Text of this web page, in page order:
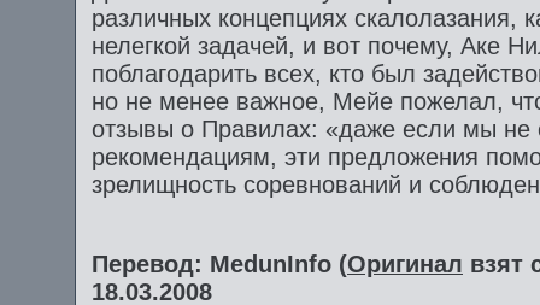
различных концепциях скалолазания,
нелегкой задачей, и вот почему, Аке
поблагодарить всех, кто был
но не менее важное, Мейе пожелал,
отзывы о Правилах: «даже если мы не
рекомендациям, эти предложения
зрелищность соревнований и
Перевод: MedunInfo (Оригинал взят
18.03.2008